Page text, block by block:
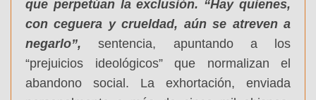
que perpetúan la exclusión. “Hay quienes,
con ceguera y crueldad, aún se atreven a
negarlo”,sentencia, apuntando a los
“prejuicios ideológicos” que normalizan el
abandono social. La exhortación, enviada